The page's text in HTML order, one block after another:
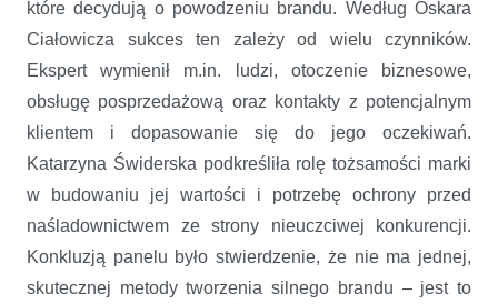
które decydują o powodzeniu brandu. Według Oskara
Ciałowicza sukces ten zależy od wielu czynników.
Ekspert wymienił m.in. ludzi, otoczenie biznesowe,
obsługę posprzedażową oraz kontakty z potencjalnym
klientem i dopasowanie się do jego oczekiwań.
Katarzyna Świderska podkreśliła rolę tożsamości marki
w budowaniu jej wartości i potrzebę ochrony przed
naśladownictwem ze strony nieuczciwej konkurencji.
Konkluzją panelu było stwierdzenie, że nie ma jednej,
skutecznej metody tworzenia silnego brandu – jest to